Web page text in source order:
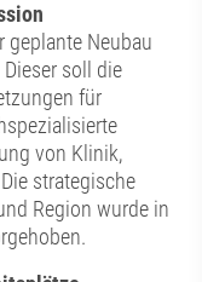
geplante Neubau
soll die
für
von Klinik,
strategische
Region wurde in